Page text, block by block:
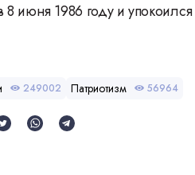
8 июня 1986 году и
249002 Патриотизм 56964